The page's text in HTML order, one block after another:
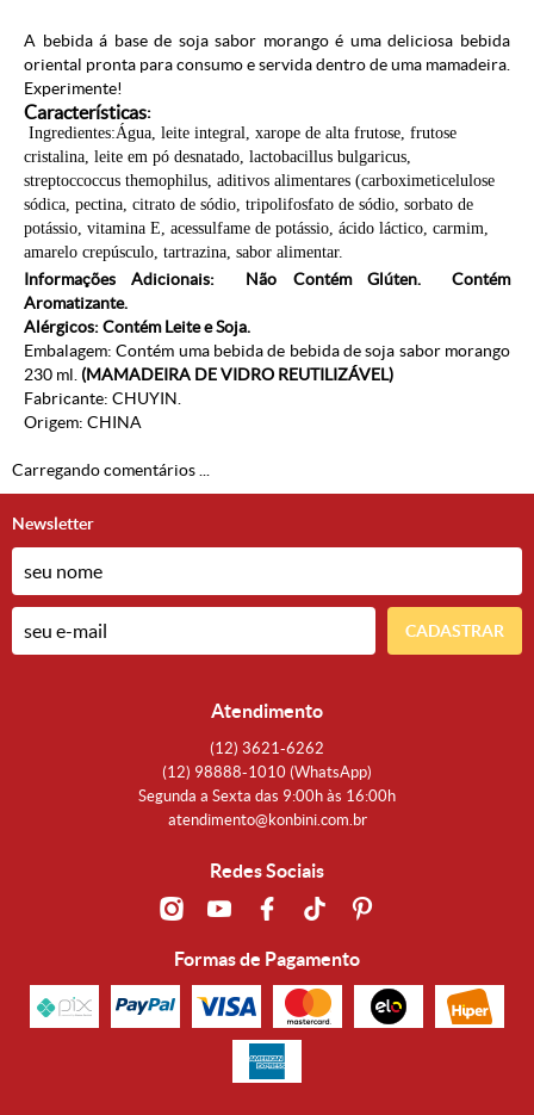
A bebida á base de soja sabor morango é uma deliciosa bebida
oriental pronta para consumo e servida dentro de uma mamadeira.
Experimente!
Características:
Ingredientes:Água, leite integral, xarope de alta frutose, frutose
cristalina, leite em pó desnatado, lactobacillus bulgaricus,
streptoccoccus themophilus, aditivos alimentares (carboximeticelulose
sódica, pectina, citrato de sódio, tripolifosfato de sódio, sorbato de
potássio, vitamina E, acessulfame de potássio, ácido láctico, carmim,
amarelo crepúsculo, tartrazina, sabor alimentar.
Informações Adicionais: Não Contém Glúten. Contém
Aromatizante.
Alérgicos: Contém Leite e Soja.
Embalagem: Contém uma bebida de bebida de soja sabor morango
230 ml. (MAMADEIRA DE VIDRO REUTILIZÁVEL)
Fabricante: CHUYIN.
Origem: CHINA
Carregando comentários ...
Newsletter
CADASTRAR
Atendimento
(12) 3621-6262
(12) 98888-1010 (WhatsApp)
Segunda a Sexta das 9:00h às 16:00h
atendimento@konbini.com.br
Redes Sociais
Formas de Pagamento